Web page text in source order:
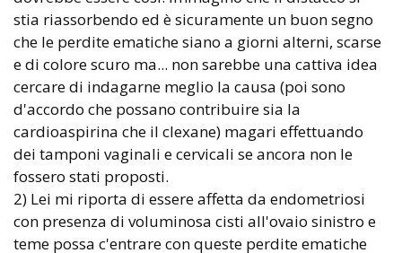
stia riassorbendo ed è sicuramente un buon segno
che le perdite ematiche siano a giorni alterni, scarse
e di colore scuro ma... non sarebbe una cattiva idea
cercare di indagarne meglio la causa (poi sono
d'accordo che possano contribuire sia la
cardioaspirina che il clexane) magari effettuando
dei tamponi vaginali e cervicali se ancora non le
fossero stati proposti.
2) Lei mi riporta di essere affetta da endometriosi
con presenza di voluminosa cisti all'ovaio sinistro e
teme possa c'entrare con queste perdite ematiche